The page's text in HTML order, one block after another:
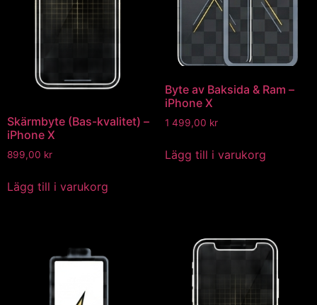
Skärmbyte (Bas-kvalitet) –
iPhone X
899,00 kr
Lägg till i varukorg
Byte av Baksida & Ram –
iPhone X
1 499,00 kr
Lägg till i varukorg